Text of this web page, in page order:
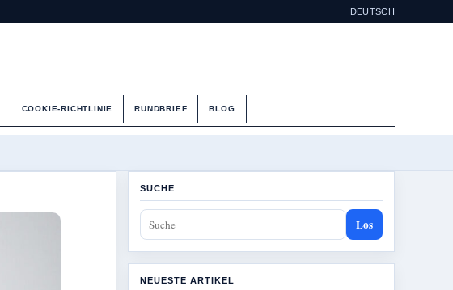
DEUTSCH
COOKIE-RICHTLINIE RUNDBRIEF BLOG
SUCHE
Los
NEUESTE ARTIKEL